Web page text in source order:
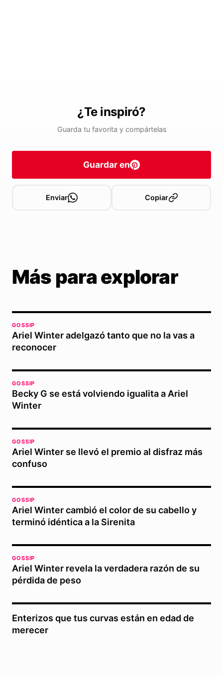
¿Te inspiró?
Guarda tu favorita y compártelas
Guardar en
Enviar Copiar
Más para explorar
GOSSIP
Ariel Winter adelgazó tanto que no la vas a
reconocer
GOSSIP
Becky G se está volviendo igualita a Ariel
Winter
GOSSIP
Ariel Winter se llevó el premio al disfraz más
confuso
GOSSIP
Ariel Winter cambió el color de su cabello y
terminó idéntica a la Sirenita
GOSSIP
Ariel Winter revela la verdadera razón de su
pérdida de peso
Enterizos que tus curvas están en edad de
merecer